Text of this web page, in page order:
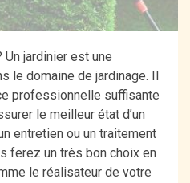
Un jardinier est une
le domaine de jardinage. Il
professionnelle suffisante
le meilleur état d’un
entretien ou un traitement
ferez un très bon choix en
le réalisateur de votre